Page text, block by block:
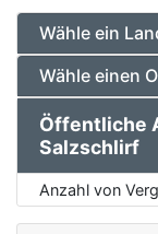
Wähle ein
Wähle einen
Öffentliche
Salzschlirf
Anzahl von